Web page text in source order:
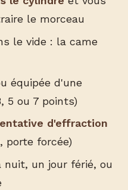
le morceau
le vide : la came
équipée d'une
5 ou 7 points)
d'effraction
porte forcée)
nuit, un jour férié, ou